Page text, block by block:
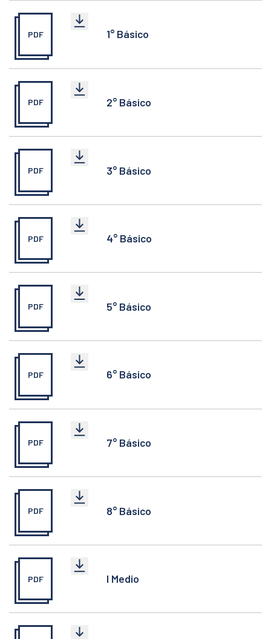
PDF 1° Básico
PDF 2° Básico
PDF 3° Básico
PDF 4° Básico
PDF 5° Básico
PDF 6° Básico
PDF 7° Básico
PDF 8° Básico
PDF I Medio